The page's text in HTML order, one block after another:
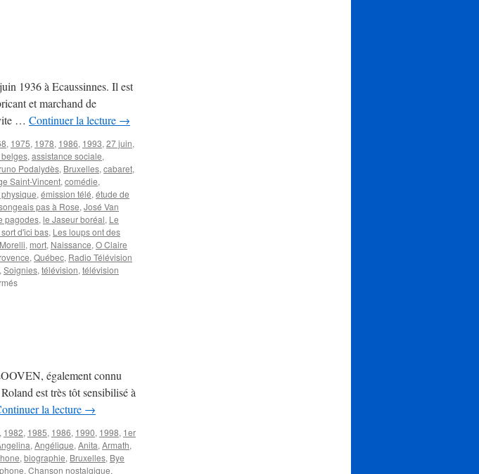
1936 à Ecaussinnes. Il est
et marchand de
… Continuer la lecture →
, 1975, 1978, 1986, 1993, 27 juin,
, assistance sociale,
Podalydès, Bruxelles, cabaret,
Saint-Vincent, comédie,
, émission télé, étude de
pas à Rose, José Van
pagodes, le Jaseur boréal, Le
d'ici bas, Les loups ont des
, mort, Naissance, O Claire
, Québec, Radio Télévision
, Soignies, télévision, télévision
sur
également connu
est très tôt sensibilisé à
la lecture →
, 1982, 1985, 1986, 1990, 1998, 1er
, Angélique, Anita, Armath,
, biographie, Bruxelles, Bye
, Chanson nostalgique,